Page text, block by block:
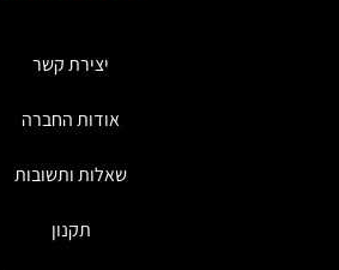
יצירת קשר
אודות החברה
שאלות ותשובות
תקנון